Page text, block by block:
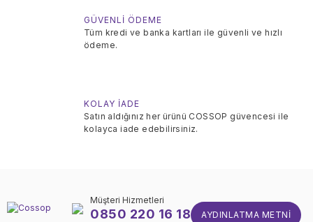
GÜVENLİ ÖDEME
Tüm kredi ve banka kartları ile güvenli ve hızlı
ödeme.
KOLAY İADE
Satın aldığınız her ürünü COSSOP güvencesi ile
kolayca iade edebilirsiniz.
Müşteri Hizmetleri
0850 220 16 18 AYDINLATMA METNI